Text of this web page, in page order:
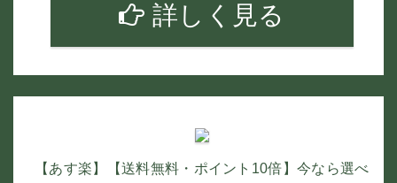
詳しく見る
【あす楽】【送料無料・ポイント10倍】今なら選べ